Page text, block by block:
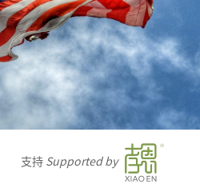
支持 Supported by